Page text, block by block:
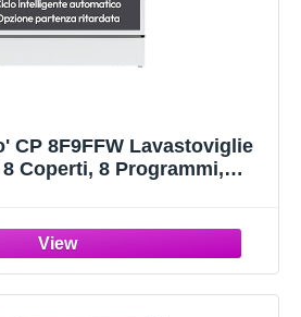
CP 8F9FFW Lavastoviglie
Coperti, 8 Programmi,
efficienza energetica F]